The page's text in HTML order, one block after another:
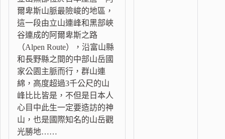
爾卑斯山脈最險峻的地區，
這一段由立山連峰和黑部峽
谷連成的阿爾卑斯之路
（Alpen Route），沿富山縣
和長野縣之間的中部山岳國
家公園主脈而行，群山連
綿，高度超過3千公尺的山
峰比比皆是，不但是日本人
心目中此生一定要造訪的神
山，也是國際知名的山岳觀
光勝地……